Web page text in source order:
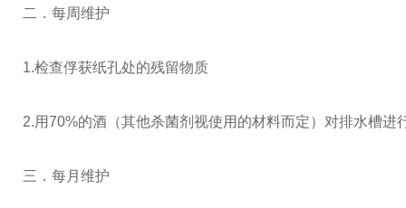
二．每周维护
1.检查俘获纸孔处的残留物质
2.用70%的酒（其他杀菌剂视使用的材料而定）对排水槽
三．每月维护